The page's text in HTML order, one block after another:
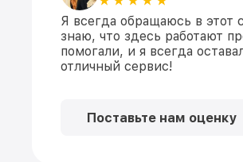
Я всегда обращаюсь в этот
знаю, что здесь работают
помогали, и я всегда
отличный сервис!
Поставьте нам оценку